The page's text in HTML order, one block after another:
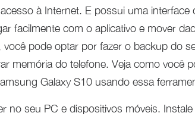
à Internet. E possui uma interface
facilmente com o aplicativo e mover
pode optar por fazer o backup do
memória do telefone. Veja como você
Galaxy S10 usando essa
no seu PC e dispositivos móveis.